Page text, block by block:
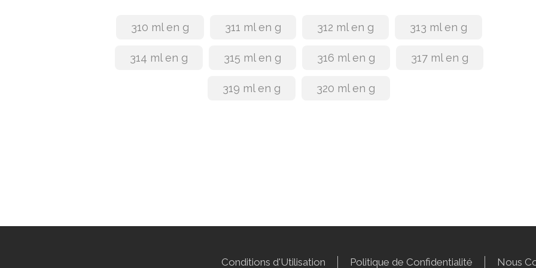
310 ml en g 311 ml en g 312 ml en g 313 ml en g
314 ml en g 315 ml en g 316 ml en g 317 ml en g
319 ml en g 320 ml en g
Conditions d'Utilisation Politique de Confidentialité Nous